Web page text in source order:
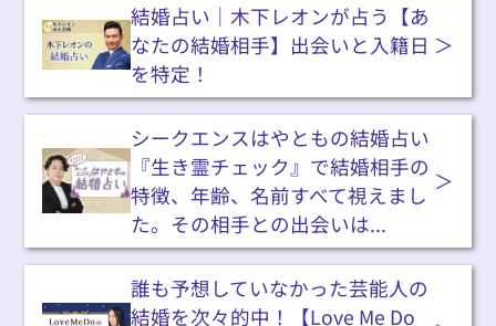
結婚占い｜木下レオンが占う【あ
なたの結婚相手】出会いと入籍日
を特定！
シークエンスはやともの結婚占い
『生き霊チェック』で結婚相手の
特徴、年齢、名前すべて視えまし
た。その相手との出会いは...
誰も予想していなかった芸能人の
結婚を次々的中！【Love Me Do